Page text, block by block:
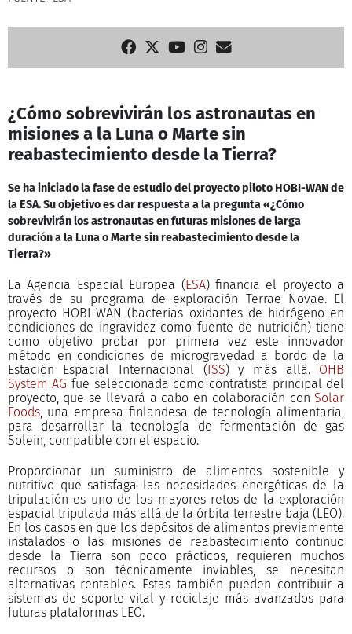
¿Cómo sobrevivirán los astronautas en
misiones a la Luna o Marte sin
reabastecimiento desde la Tierra?
Se ha iniciado la fase de estudio del proyecto piloto HOBI-WAN de
la ESA. Su objetivo es dar respuesta a la pregunta «¿Cómo
sobrevivirán los astronautas en futuras misiones de larga
duración a la Luna o Marte sin reabastecimiento desde la
Tierra?»
La Agencia Espacial Europea (ESA) financia el proyecto a
través de su programa de exploración Terrae Novae. El
proyecto HOBI-WAN (bacterias oxidantes de hidrógeno en
condiciones de ingravidez como fuente de nutrición) tiene
como objetivo probar por primera vez este innovador
método en condiciones de microgravedad a bordo de la
Estación Espacial Internacional (ISS) y más allá. OHB
System AG fue seleccionada como contratista principal del
proyecto, que se llevará a cabo en colaboración conSolar
Foods, una empresa finlandesa de tecnología alimentaria,
para desarrollar la tecnología de fermentación de gas
Solein, compatible con el espacio.
Proporcionar un suministro de alimentos sostenible y
nutritivo que satisfaga las necesidades energéticas de la
tripulación es uno de los mayores retos de la exploración
espacial tripulada más allá de la órbita terrestre baja (LEO).
En los casos en que los depósitos de alimentos previamente
instalados o las misiones de reabastecimiento continuo
desde la Tierra son poco prácticos, requieren muchos
recursos o son técnicamente inviables, se necesitan
alternativas rentables. Estas también pueden contribuir a
sistemas de soporte vital y reciclaje más avanzados para
futuras plataformas LEO.